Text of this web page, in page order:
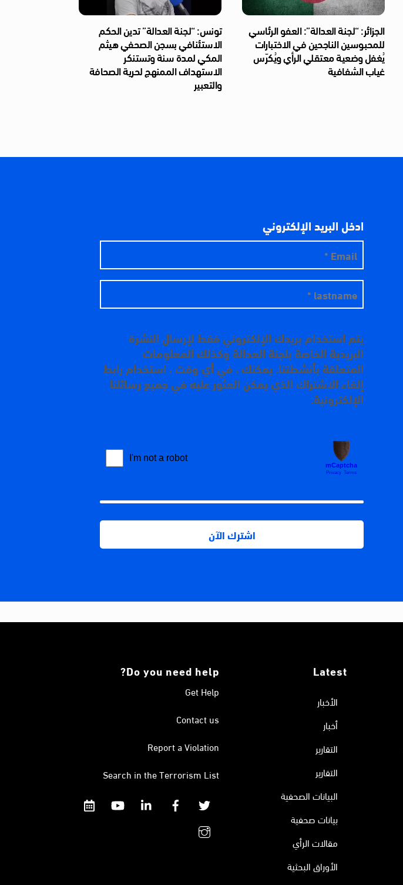
الجزائر: “لجنة العدالة”: العفو الرئاسي
للمحبوسين الناجحين في الاختبارات
يُغفل وضعية معتقلي الرأي ويُكرّس
غياب الشفافية
تونس: “لجنة العدالة” تدين الحكم
الاستئنافي بسجن الصحفي هيثم
المكي لمدة سنة وتستنكر
الاستهداف الممنهج لحرية الصحافة
والتعبير
ادخل البريد الإلكتروني
يتم استخدام بريدك الإلكتروني فقط لإرسال النشرة
البريدية الخاصة بلجنة العدالة وكذلك المعلومات
المتعلقة بأنشطتنا. يمكنك ، في أي وقت ، استخدام رابط
إلغاء الاشتراك الذي يمكن العثور عليه في جميع رسائلنا
الإلكترونية.
Latest
الأخبار
أخبار
التقارير
التقارير
البيانات الصحفية
بيانات صحفية
مقالات الرأي
الأوراق البحثية
Do you need help?
Get Help
Contact us
Report a Violation
Search in the Terrorism List
Twitter
Facebook
Linkedin
YouTube